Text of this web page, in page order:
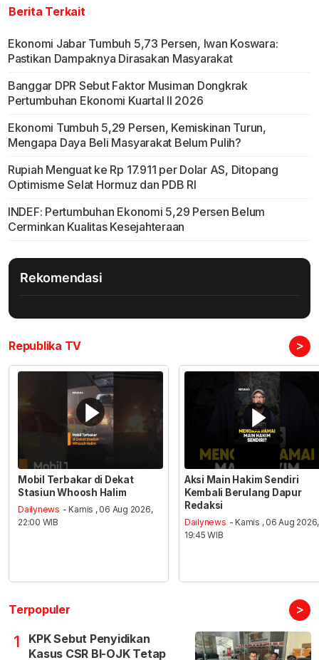
Berita Terkait
Ekonomi Jabar Tumbuh 5,73 Persen, Iwan Koswara:
Pastikan Dampaknya Dirasakan Masyarakat
Banggar DPR Sebut Faktor Musiman Dongkrak
Pertumbuhan Ekonomi Kuartal II 2026
Ekonomi Tumbuh 5,29 Persen, Kemiskinan Turun,
Mengapa Daya Beli Masyarakat Belum Pulih?
Rupiah Menguat ke Rp 17.911 per Dolar AS, Ditopang
Optimisme Selat Hormuz dan PDB RI
INDEF: Pertumbuhan Ekonomi 5,29 Persen Belum
Cerminkan Kualitas Kesejahteraan
Rekomendasi
Republika TV >
Mobil Terbakar di Dekat
Stasiun Whoosh Halim
Dailynews - Kamis , 06 Aug 2026,
22:00 WIB
Aksi Main Hakim Sendiri
Kembali Berulang Dapur
Redaksi
Dailynews - Kamis , 06 Aug 2026,
19:45 WIB
Terpopuler >
1
KPK Sebut Penyidikan
Kasus CSR BI-OJK Tetap